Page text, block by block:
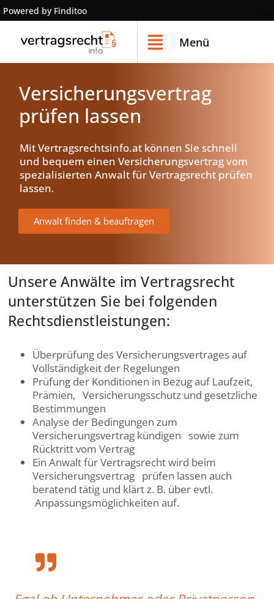
Powered by Finditoo
Menü
Versicherungsvertrag
prüfen lassen
Mit Vertragsrechtsinfo.at können Sie schnell
und bequem einen Versicherungsvertrag vom
spezialisierten Anwalt für Vertragsrecht prüfen
lassen.
Anwalt finden & beauftragen
Unsere Anwälte im Vertragsrecht
unterstützen Sie bei folgenden
Rechtsdienstleistungen:
Überprüfung des Versicherungsvertrages auf
Vollständigkeit der Regelungen
Prüfung der Konditionen in Bezug auf Laufzeit,
Prämien, Versicherungsschutz und gesetzliche
Bestimmungen
Analyse der Bedingungen zum
Versicherungsvertrag kündigen sowie zum
Rücktritt vom Vertrag
Ein Anwalt für Vertragsrecht wird beim
Versicherungsvertrag prüfen lassen auch
beratend tätig und klärt z. B. über evtl.
Anpassungsmöglichkeiten auf.